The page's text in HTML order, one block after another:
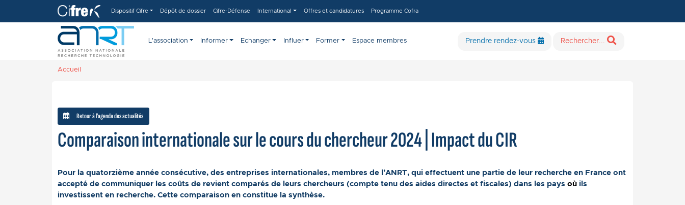
Aller au contenu principal
Dispositif Cifre Dépôt de dossier Cifre-Défense International Offres et candidatures Programme Cofra
L'association Informer Echanger Influer Former Espace membres Prendre rendez-vous Rechercher...
Accueil
Retour à l'agenda des actualités
Comparaison internationale sur le cours du chercheur 2024 | Impact du CIR
Pour la quatorzième année consécutive, des entreprises internationales, membres de l’ANRT, qui effectuent une partie de leur recherche en France ont
accepté de communiquer les coûts de revient comparés de leurs chercheurs (compte tenu des aides directes et fiscales) dans les pays oùils
investissent en recherche. Cette comparaison en constitue la synthèse.
Panneau de gestion des cookies